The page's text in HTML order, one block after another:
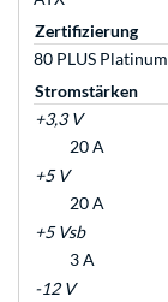
Zertifizierung
80 PLUS Platinum
Stromstärken
+3,3 V
20 A
+5 V
20 A
+5 Vsb
3 A
-12 V